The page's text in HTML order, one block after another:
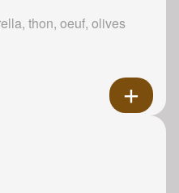
thon, oeuf, olives